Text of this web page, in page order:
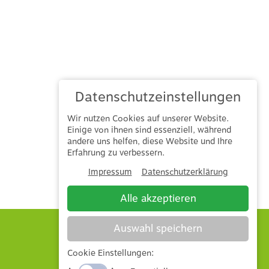
Impressum
Datenschutzeinstellungen
Wir nutzen Cookies auf unserer Website.
Einige von ihnen sind essenziell, während
andere uns helfen, diese Website und Ihre
Erfahrung zu verbessern.
Impressum
Datenschutzerklärung
Alle akzeptieren
Auswahl speichern
Cookie Einstellungen: